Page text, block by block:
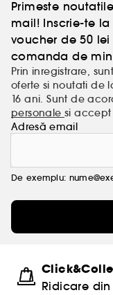
Primeste
mail! Inscrie-te
voucher de 50
comanda de
Prin inregistrare,
oferte si noutati de
16 ani. Sunt de
personalesi accept
Adresă email
De exemplu:
Ridicare